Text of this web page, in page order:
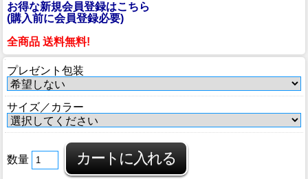
お得な新規会員登録はこちら
(購入前に会員登録必要)
全商品 送料無料!
プレゼント包装
サイズ／カラー
数量